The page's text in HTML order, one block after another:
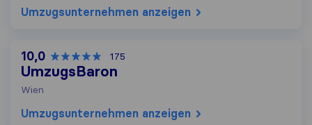
Umzugs​unternehmen anzeigen
10,0 175
UmzugsBaron
Wien
Umzugs​unternehmen anzeigen